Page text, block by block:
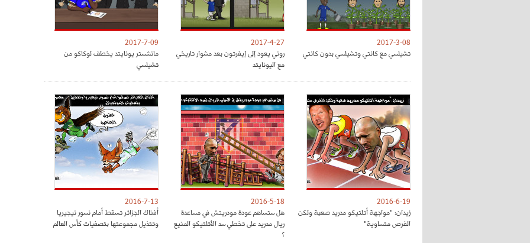
2017-3-08
تشيلسي مع كانتي وتشيلسي بدون كانتي
2017-4-27
روني يعود إلى إيفرتون بعد مشوار تاريخي
مع اليونايتد
2017-7-09
مانشستر يونايتد يخطف لوكاكو من
تشيلسي
2016-6-19
زيدان: "مواجهة أتلتيكو مدريد صعبة ولكن
الفرص متساوية"
2016-5-18
هل ستساهم عودة مودريتش في مساعدة
ريال مدريد على تخطي سد الأتلتيكو المنيع
؟
2016-7-13
أفناك الجزائر تسقط أمام نسور نيجيريا
وتتذيل مجموعتها بتصفيات كأس العالم